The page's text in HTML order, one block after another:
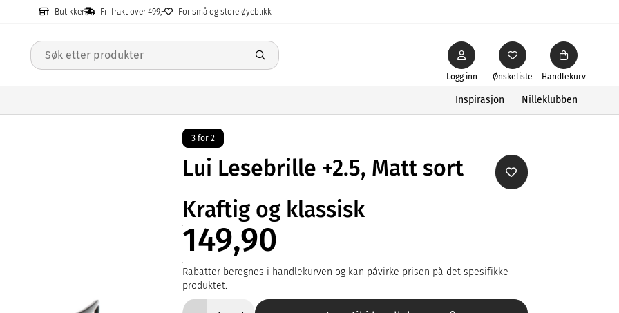
Butikker Fri frakt over 499,- For små og store øyeblikk
Ønskeliste
Logg inn Handlekurv
Inspirasjon Nilleklubben
3 for 2
Lui Lesebrille +2.5, Matt sort
Kraftig og klassisk
149,90
Rabatter beregnes i handlekurven og kan påvirke prisen på det spesifikke
produktet.